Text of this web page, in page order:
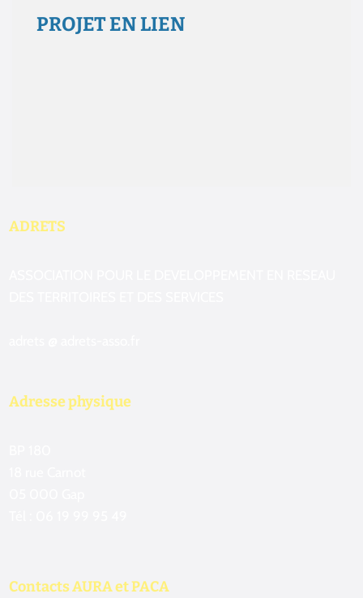
PROJET EN LIEN
ADRETS
Adresse physique
Contacts AURA et PACA